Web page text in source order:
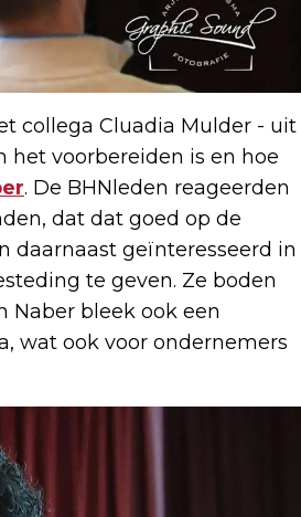
collega Cluadia Mulder - uit
het voorbereiden is en hoe
. De BHNleden reageerden
dat dat goed op de
daarnaast geïnteresseerd in
te geven. Ze boden
Naber bleek ook een
wat ook voor ondernemers